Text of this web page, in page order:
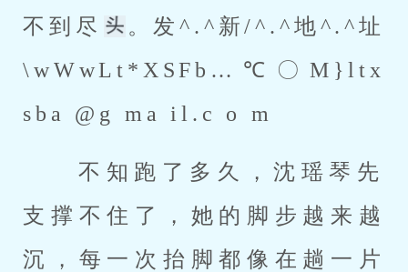
不到尽
。发^.^新/^.^地^.^址
\wWwLt*XSFb…℃〇M}ltx
sba @g ma il.c o m
支撑不住了，她的脚步越来越
沉，每一次抬脚都像在趟一片